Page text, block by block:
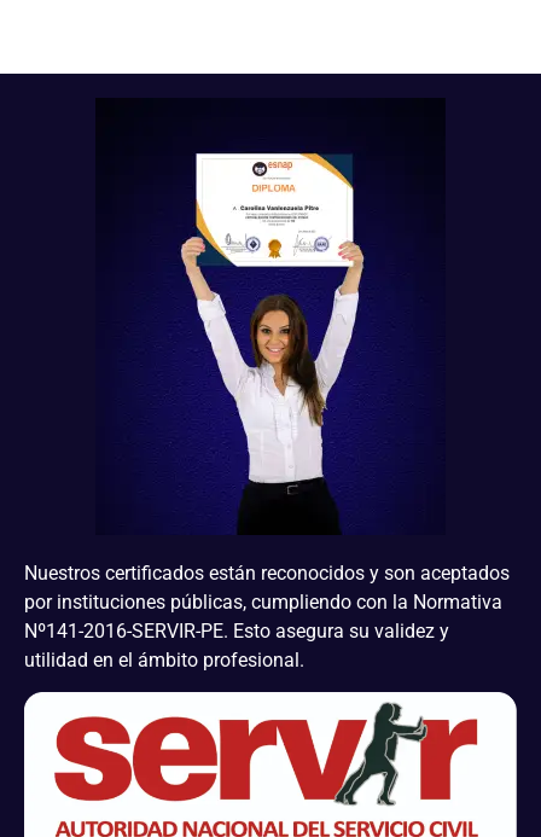
Nuestros certificados están reconocidos y son aceptados
por instituciones públicas, cumpliendo con la Normativa
Nº141-2016-SERVIR-PE. Esto asegura su validez y
utilidad en el ámbito profesional.